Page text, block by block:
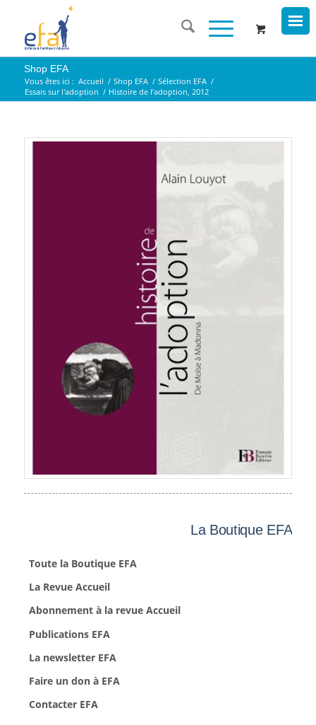
Shop EFA
Vous êtes ici : Accueil / Shop EFA / Sélection EFA /
Essais sur l'adoption / Histoire de l’adoption, 2012
La Boutique EFA
Toute la Boutique EFA
La Revue Accueil
Abonnement à la revue Accueil
Publications EFA
La newsletter EFA
Faire un don à EFA
Contacter EFA